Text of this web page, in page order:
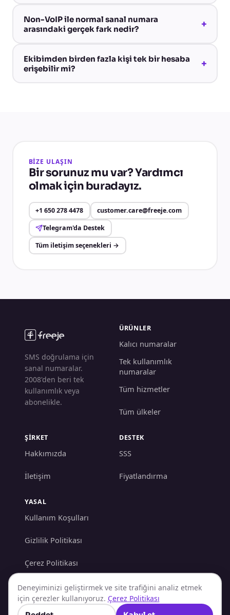
Non-VoIP ile normal sanal numara
arasındaki gerçek fark nedir?
+
Ekibimden birden fazla kişi tek bir hesaba
erişebilir mi?
+
BİZE ULAŞIN
Bir sorunuz mu var? Yardımcı
olmak için buradayız.
+1 650 278 4478
customer.care@freeje.com
Telegram'da Destek
Tüm iletişim seçenekleri →
SMS doğrulama için
sanal numaralar.
2008'den beri tek
kullanımlık veya
abonelikle.
ÜRÜNLER
Kalıcı numaralar
Tek kullanımlık
numaralar
Tüm hizmetler
Tüm ülkeler
ŞİRKET
Hakkımızda
İletişim
DESTEK
SSS
Fiyatlandırma
YASAL
Kullanım Koşulları
Gizlilik Politikası
Çerez Politikası
AML/KYC Politikası
İade Politikası
Deneyiminizi geliştirmek ve site trafiğini analiz etmek
için çerezler kullanıyoruz. Çerez Politikası